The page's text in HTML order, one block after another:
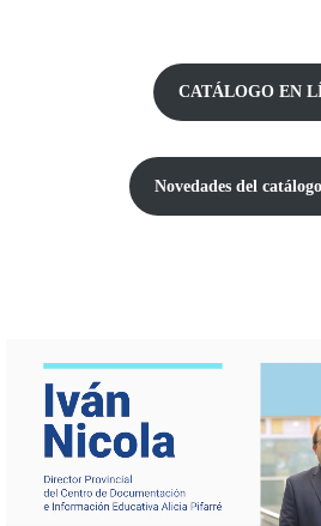
CATÁLOGO EN
Novedades del catálogo